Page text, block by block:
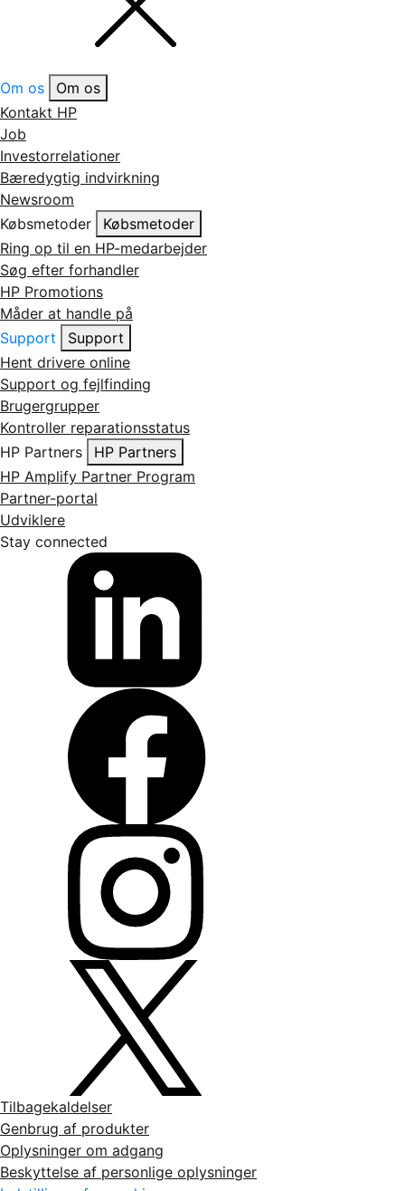
Om os
Om os
Kontakt HP
Job
Investorrelationer
Bæredygtig indvirkning
Newsroom
Købsmetoder
Købsmetoder
Ring op til en HP-medarbejder
Søg efter forhandler
HP Promotions
Måder at handle på
Support
Support
Hent drivere online
Support og fejlfinding
Brugergrupper
Kontroller reparationsstatus
HP Partners
HP Partners
HP Amplify Partner Program
Partner-portal
Udviklere
Stay connected
Tilbagekaldelser
Genbrug af produkter
Oplysninger om adgang
Beskyttelse af personlige oplysninger